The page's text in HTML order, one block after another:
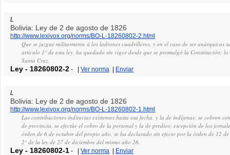
L
Bolivia: Ley de 2 de agosto de 1826
http://www.lexivox.org/norms/BO-L-18260802-2.html
Que se juzgue militarmente á los ladrones cuadrilleros, y en el caso de ser anárquicas
artículo 1° de esta ley, ha quedado sin vigor desde que se promulgó la Constitución;
Santa Cruz.
Ley - 18260802-2 - |Ver norma | Enviar
L
Bolivia: Ley de 2 de agosto de 1826
http://www.lexivox.org/norms/BO-L-18260802-1.html
Las contribuciones indirectas existentes hasta esa fecha, y la de indíjenas; se cobren
de provincia, se efectúe el cobro de la personal y la de predios; escepción de los
órden de 6 de octubre del propio año, se ha declarado sin efecto por la órden de 12
2° de la ley de 27 de diciembre del mismo año 26.
Ley - 18260802-1 - |Ver norma | Enviar